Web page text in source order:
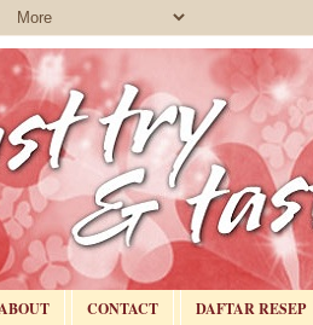
CONTACT DAFTAR RESEP